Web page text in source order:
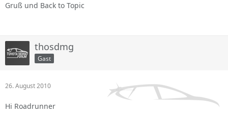
Gruß und Back to Topic
thosdmg
Gast
26. August 2010
Hi Roadrunner